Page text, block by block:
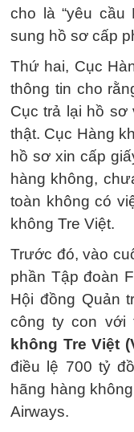
cho là “yêu cầu
sung hồ sơ cấp
Thứ hai, Cục
thông tin cho
Cục trả lại hồ
thật. Cục Hàng
hồ sơ xin cấp
hàng không,
toàn không có
không Tre Việt.
Trước đó, vào
phần Tập đoàn
Hội đồng Quản
công ty con
không Tre Việt
điều lệ 700 tỷ
hãng hàng
Airways.